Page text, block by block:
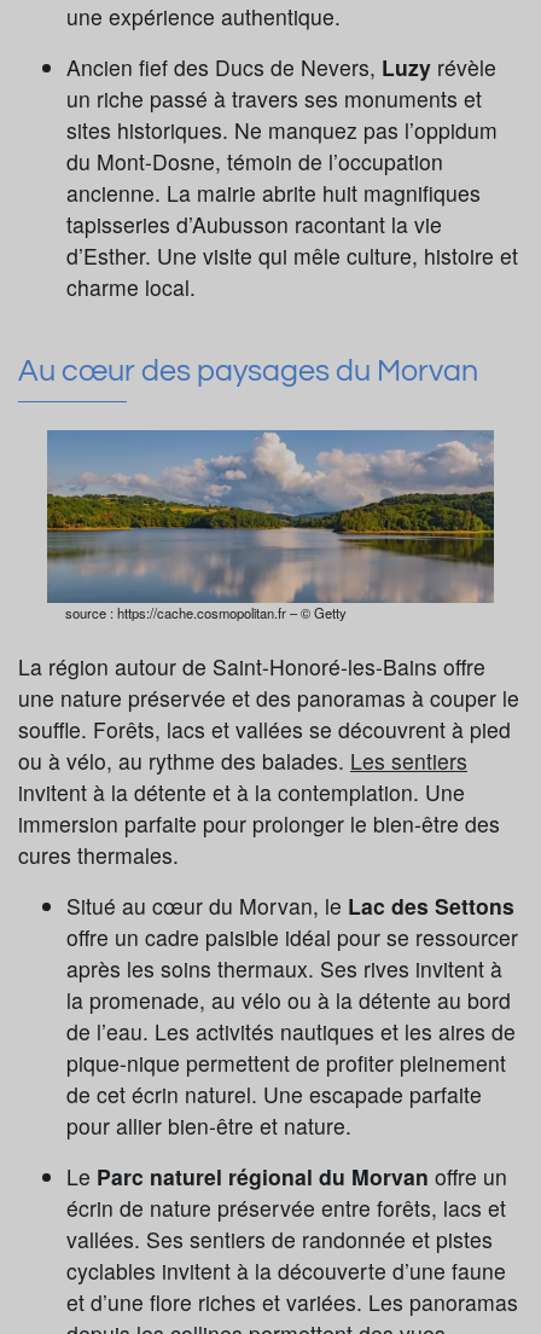
une expérience authentique.
Ancien fief des Ducs de Nevers, Luzy révèle
un riche passé à travers ses monuments et
sites historiques. Ne manquez pas l’oppidum
du Mont-Dosne, témoin de l’occupation
ancienne. La mairie abrite huit magnifiques
tapisseries d’Aubusson racontant la vie
d’Esther. Une visite qui mêle culture, histoire et
charme local.
Au cœur des paysages du Morvan
source : https://cache.cosmopolitan.fr – © Getty
La région autour de Saint-Honoré-les-Bains offre
une nature préservée et des panoramas à couper le
souffle. Forêts, lacs et vallées se découvrent à pied
ou à vélo, au rythme des balades. Les sentiers
invitent à la détente et à la contemplation. Une
immersion parfaite pour prolonger le bien-être des
cures thermales.
Situé au cœur du Morvan, le Lac des Settons
offre un cadre paisible idéal pour se ressourcer
après les soins thermaux. Ses rives invitent à
la promenade, au vélo ou à la détente au bord
de l’eau. Les activités nautiques et les aires de
pique-nique permettent de profiter pleinement
de cet écrin naturel. Une escapade parfaite
pour allier bien-être et nature.
Le Parc naturel régional du Morvan offre un
écrin de nature préservée entre forêts, lacs et
vallées. Ses sentiers de randonnée et pistes
cyclables invitent à la découverte d’une faune
et d’une flore riches et variées. Les panoramas